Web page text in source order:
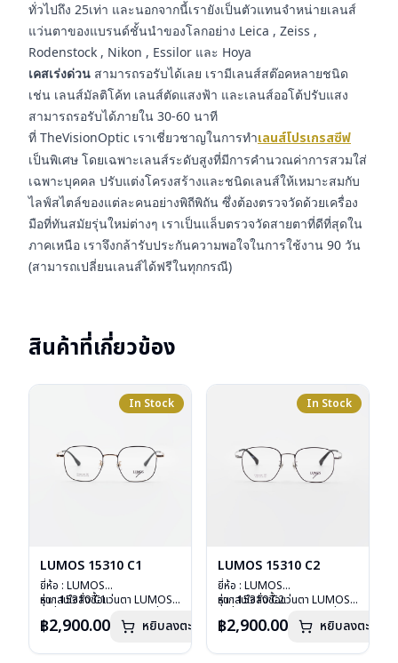
ทั่วไปถึง 25เท่า และนอกจากนี้เรายังเป็นตัวแทนจำหน่ายเลนส์
แว่นตาของแบรนด์ชั้นนำของโลกอย่าง Leica , Zeiss ,
Rodenstock , Nikon , Essilor และ Hoya
เคสเร่งด่วน สามารถรอรับได้เลย เรามีเลนส์สต๊อคหลายชนิด
เช่น เลนส์มัลติโค้ท เลนส์ตัดแสงฟ้า และเลนส์ออโต้ปรับแสง
สามารถรอรับได้ภายใน 30-60 นาที
ที่ TheVisionOptic เราเชี่ยวชาญในการทำเลนส์โปรเกรสซีฟ
เป็นพิเศษ โดยเฉพาะเลนส์ระดับสูงที่มีการคำนวณค่าการสวมใส่
เฉพาะบุคคล ปรับแต่งโครงสร้างและชนิดเลนส์ให้เหมาะสมกับ
ไลฟ์สไตล์ของแต่ละคนอย่างพิถีพิถัน ซึ่งต้องตรวจวัดด้วยเครื่อง
มือที่ทันสมัยรุ่นใหม่ต่างๆ เราเป็นแล็บตรวจวัดสายตาที่ดีที่สุดใน
ภาคเหนือ เราจึงกล้ารับประกันความพอใจในการใช้งาน 90 วัน
(สามารถเปลี่ยนเลนส์ได้ฟรีในทุกกรณี)
สินค้าที่เกี่ยวข้อง
In Stock
LUMOS 15310 C1
ยี่ห้อ : LUMOS
รุ่น : 15310 C1
เลนส์ : Demo Lens
น้ำหนัก : 16 กรัม
หากสนใจสั่งชื้อแว่นตา LUMOS
ลงไว้กรุณาติดต่อเราคลิก
฿2,900.00 หยิบลงตะกร้า
In Stock
LUMOS 15310 C2
ยี่ห้อ : LUMOS
รุ่น : 15310 C2
เลนส์ : Demo Lens
น้ำหนัก : 16 กรัม
หากสนใจสั่งชื้อแว่นตา LUMOS
ลงไว้กรุณาติดต่อเราคลิก
฿2,900.00 หยิบลงตะกร้า